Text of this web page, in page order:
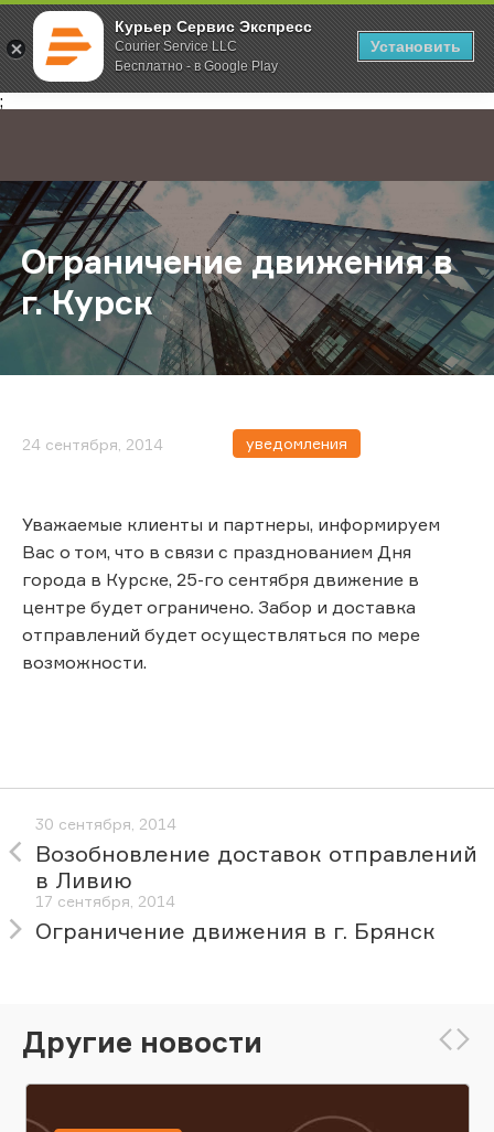
Курьер Сервис Экспресс
Courier Service LLC
Бесплатно - в Google Play
Установить
;
Главная О компании Новости Ограничение движения в г. Курск
Ограничение движения в
г. Курск
24 сентября, 2014 уведомления
Уважаемые клиенты и партнеры, информируем
Вас о том, что в связи с празднованием Дня
города в Курске, 25-го сентября движение в
центре будет ограничено. Забор и доставка
отправлений будет осуществляться по мере
возможности.
30 сентября, 2014
Возобновление доставок отправлений
в Ливию
17 сентября, 2014
Ограничение движения в г. Брянск
Другие новости